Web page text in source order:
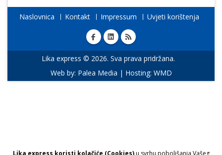
Lika express koristi kolačiće (Cookies)u svrhu poboljšanja Vašeg
Naslovnica Kontakt Impressum Uvjeti korištenja
Lika express © 2026. Sva prava pridržana.
Web by: Palea Media | Hosting: WMD